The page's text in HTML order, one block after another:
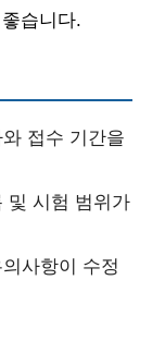
습니다.
접수 기간을
및 시험 범위가
사항이 수정